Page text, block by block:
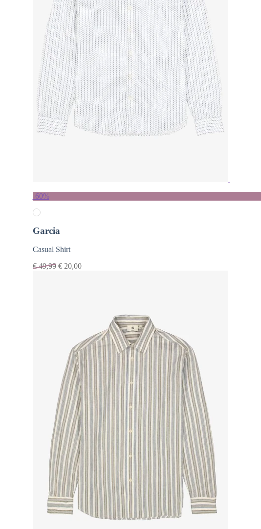
-60%
Garcia
Casual Shirt
€49,99 €20,00